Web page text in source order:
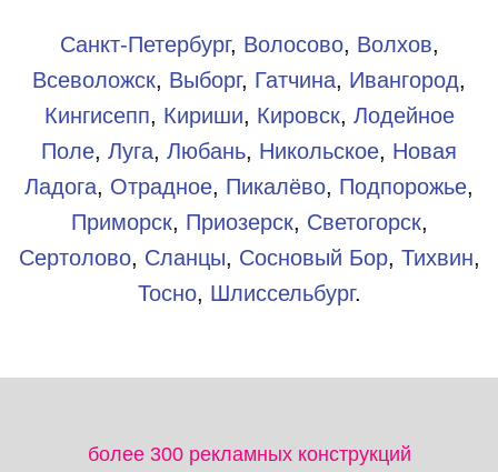
Санкт-Петербург, Волосово, Волхов,
Всеволожск, Выборг, Гатчина, Ивангород,
Кингисепп, Кириши, Кировск, Лодейное
Поле, Луга, Любань, Никольское, Новая
Ладога, Отрадное, Пикалёво, Подпорожье,
Приморск, Приозерск, Светогорск,
Сертолово, Сланцы, Сосновый Бор, Тихвин,
Тосно, Шлиссельбург.​
более 300 рекламных конструкций